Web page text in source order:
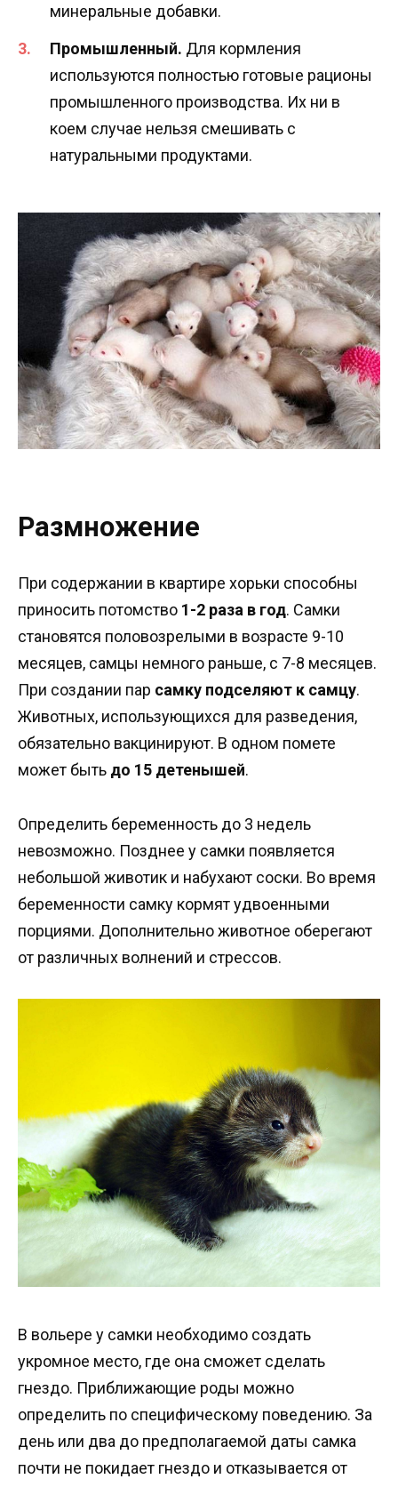
минеральные добавки.
Промышленный. Для кормления
используются полностью готовые рационы
промышленного производства. Их ни в
коем случае нельзя смешивать с
натуральными продуктами.
Размножение
При содержании в квартире хорьки способны
приносить потомство 1-2 раза в год. Самки
становятся половозрелыми в возрасте 9-10
месяцев, самцы немного раньше, с 7-8 месяцев.
При создании пар самку подселяют к самцу.
Животных, использующихся для разведения,
обязательно вакцинируют. В одном помете
может быть до 15 детенышей.
Определить беременность до 3 недель
невозможно. Позднее у самки появляется
небольшой животик и набухают соски. Во время
беременности самку кормят удвоенными
порциями. Дополнительно животное оберегают
от различных волнений и стрессов.
В вольере у самки необходимо создать
укромное место, где она сможет сделать
гнездо. Приближающие роды можно
определить по специфическому поведению. За
день или два до предполагаемой даты самка
почти не покидает гнездо и отказывается от